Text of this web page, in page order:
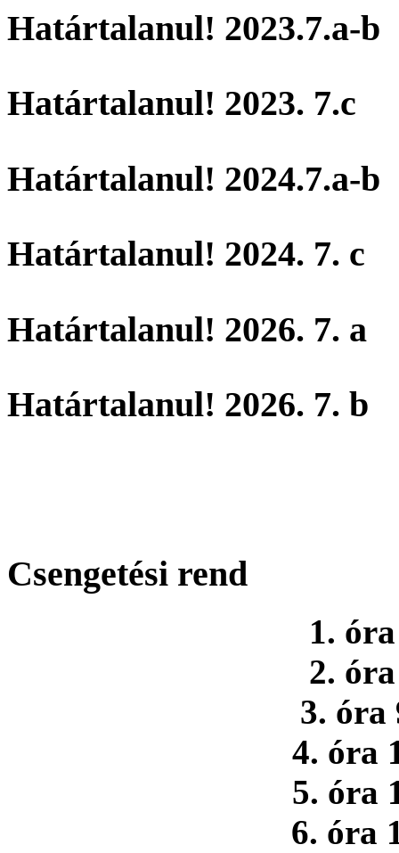
Határtalanul! 2023.7.a-b
Határtalanul! 2023. 7.c
Határtalanul! 2024.7.a-b
Határtalanul! 2024. 7. c
Határtalanul! 2026. 7. a
Határtalanul! 2026. 7. b
Csengetési rend
1.
2.
3. óra
4. óra
5. óra
6. óra